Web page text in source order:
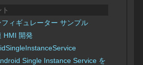
フィギュレーター サンプル
HMI 開発
Single Instance Service を設定する